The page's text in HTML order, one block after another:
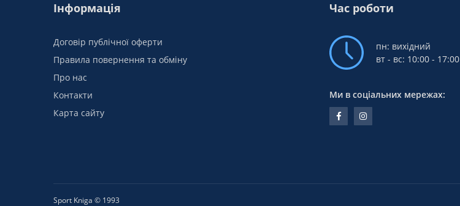
Інформація
Договір публічної оферти
Правила повернення та обміну
Про нас
Контакти
Карта сайту
Час роботи
пн: вихідний
вт - вс: 10:00 - 17:00
Ми в соціальних мережах:
Sport Kniga © 1993